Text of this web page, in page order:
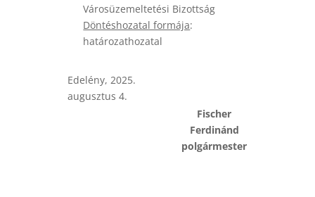
Városüzemeltetési Bizottság
Döntéshozatal formája:
határozathozatal
Edelény, 2025.
augusztus 4.
Fischer
Ferdinánd
polgármester